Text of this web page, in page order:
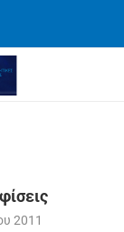
2011